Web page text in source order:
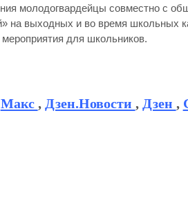
молодогвардейцы совместно с
на выходных и во время школьных
для школьников.
Макс , Дзен.Новости , Дзен ,